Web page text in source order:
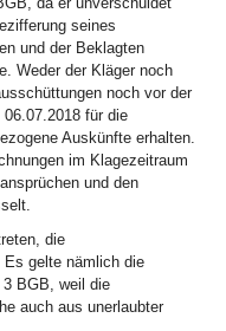
seines
und der Beklagten
Weder der Kläger noch
noch vor der
für die
Auskünfte erhalten.
im Klagezeitraum
und den
die
Es gelte nämlich die
BGB, weil die
auch aus unerlaubter